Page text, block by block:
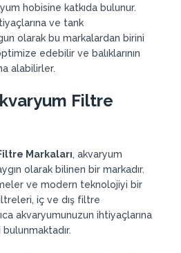
hobisine katkıda bulunur.
ve tank
olarak bu markalardan birini
edebilir ve balıklarının
alabilirler.
Filtre
Markaları, akvaryum
olarak bilinen bir markadır.
ve modern teknolojiyi bir
iç ve dış filtre
akvaryumunuzun ihtiyaçlarına